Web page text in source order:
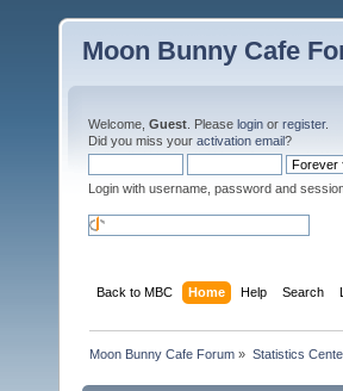
Moon Bunny Cafe
Welcome, Guest . Please login or register.
Did you miss your activation email?
Login with username, password and
Back to MBC Home Help Search
Moon Bunny Cafe Forum » Statistics